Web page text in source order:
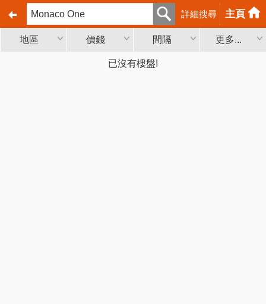
詳細搜尋 主頁
地區 價錢 間隔 更多...
已沒有樓盤!